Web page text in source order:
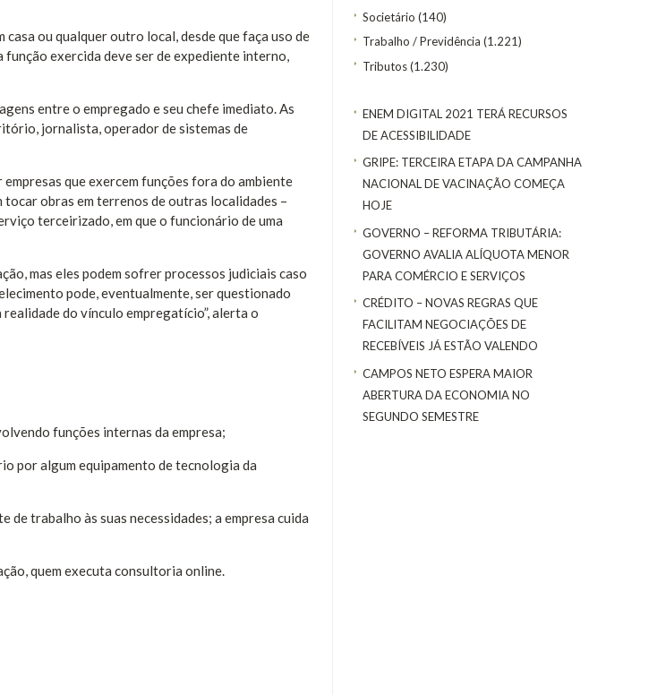
Societário (140)
Trabalho / Previdência (1.221)
Tributos(1.230)
ENEM DIGITAL 2021 TERÁ RECURSOS
DE ACESSIBILIDADE
GRIPE: TERCEIRA ETAPA DA CAMPANHA
NACIONAL DE VACINAÇÃO COMEÇA
HOJE
GOVERNO – REFORMA TRIBUTÁRIA:
GOVERNO AVALIA ALÍQUOTA MENOR
PARA COMÉRCIO E SERVIÇOS
CRÉDITO – NOVAS REGRAS QUE
FACILITAM NEGOCIAÇÕES DE
RECEBÍVEIS JÁ ESTÃO VALENDO
CAMPOS NETO ESPERA MAIOR
ABERTURA DA ECONOMIA NO
SEGUNDO SEMESTRE
ou qualquer outro local, desde que faça uso de
exercida deve ser de expediente interno,
entre o empregado e seu chefe imediato. As
jornalista, operador de sistemas de
que exercem funções fora do ambiente
obras em terrenos de outras localidades –
terceirizado, em que o funcionário de uma
mas eles podem sofrer processos judiciais caso
pode, eventualmente, ser questionado
do vínculo empregatício”, alerta o
funções internas da empresa;
por algum equipamento de tecnologia da
trabalho às suas necessidades; a empresa cuida
quem executa consultoria online.